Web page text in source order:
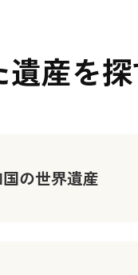
産を
の世界遺産